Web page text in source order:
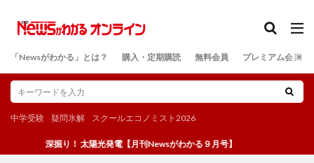
「Newsがわかる」とは？ 購入・定期購読 無料会員 プレミアム会員
中学受験 疑問氷解 スクールエコノミスト2026
深掘り！ 太陽光発電【月刊Newsがわかる９月号】
検索